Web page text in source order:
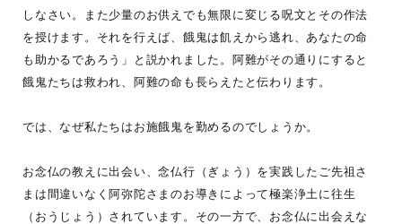
しなさい。また少量のお供えでも無限に変じる呪文とその作法
を授けます。それを行えば、餓鬼は飢えから逃れ、あなたの命
も助かるであろう」と説かれました。阿難がその通りにすると
餓鬼たちは救われ、阿難の命も長らえたと伝わります。
では、なぜ私たちはお施餓鬼を勤めるのでしょうか。
お念仏の教えに出会い、念仏行（ぎょう）を実践したご先祖さ
まは間違いなく阿弥陀さまのお導きによって極楽浄土に往生
（おうじょう）されています。その一方で、お念仏に出会えな